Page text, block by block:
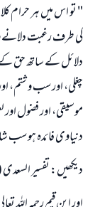
" تو اس ميں ہر حرام
كى طرف رغبت دلانے
دلائل كے ساتھ حق
چغلى، اور سب و شتم،
موسيقى، اور فضول
دنياوى فائدہ ہو سب
ديكھيں: تفسير السعدى ( 6 /